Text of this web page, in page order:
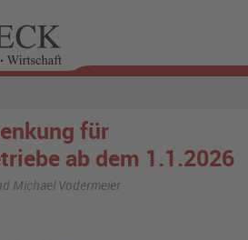
für
ab dem 1.1.2026
Michael Vodermeier